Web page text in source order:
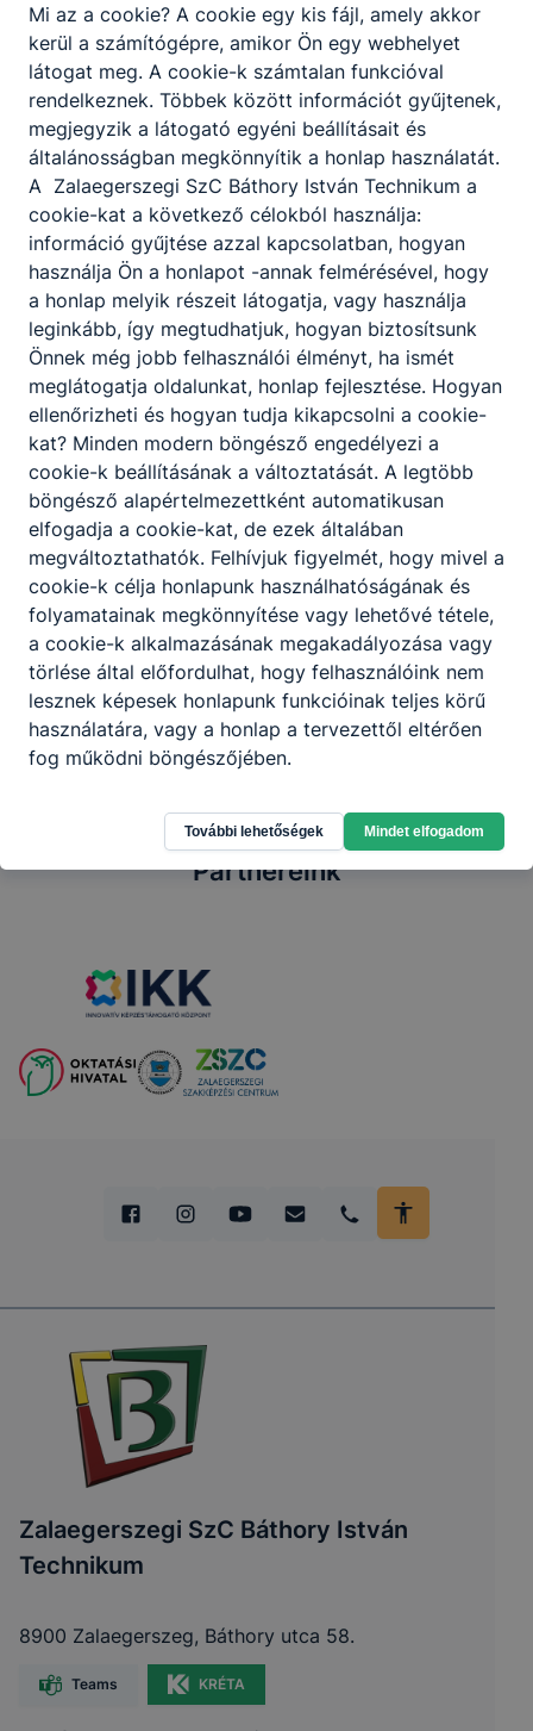
Megosztás
Partnereink
Zalaegerszegi SzC Báthory István
Technikum
8900 Zalaegerszeg, Báthory utca 58.
Teams KRÉTA
Mi az a cookie? A cookie egy kis fájl, amely akkor
kerül a számítógépre, amikor Ön egy webhelyet
látogat meg. A cookie-k számtalan funkcióval
rendelkeznek. Többek között információt gyűjtenek,
megjegyzik a látogató egyéni beállításait és
általánosságban megkönnyítik a honlap használatát.
A Zalaegerszegi SzC Báthory István Technikum a
cookie-kat a következő célokból használja:
információ gyűjtése azzal kapcsolatban, hogyan
használja Ön a honlapot -annak felmérésével, hogy
a honlap melyik részeit látogatja, vagy használja
leginkább, így megtudhatjuk, hogyan biztosítsunk
Önnek még jobb felhasználói élményt, ha ismét
meglátogatja oldalunkat, honlap fejlesztése. Hogyan
ellenőrizheti és hogyan tudja kikapcsolni a cookie-
kat? Minden modern böngésző engedélyezi a
cookie-k beállításának a változtatását. A legtöbb
böngésző alapértelmezettként automatikusan
elfogadja a cookie-kat, de ezek általában
megváltoztathatók. Felhívjuk figyelmét, hogy mivel a
cookie-k célja honlapunk használhatóságának és
folyamatainak megkönnyítése vagy lehetővé tétele,
a cookie-k alkalmazásának megakadályozása vagy
törlése által előfordulhat, hogy felhasználóink nem
lesznek képesek honlapunk funkcióinak teljes körű
használatára, vagy a honlap a tervezettől eltérően
fog működni böngészőjében.
További lehetőségek Mindet elfogadom